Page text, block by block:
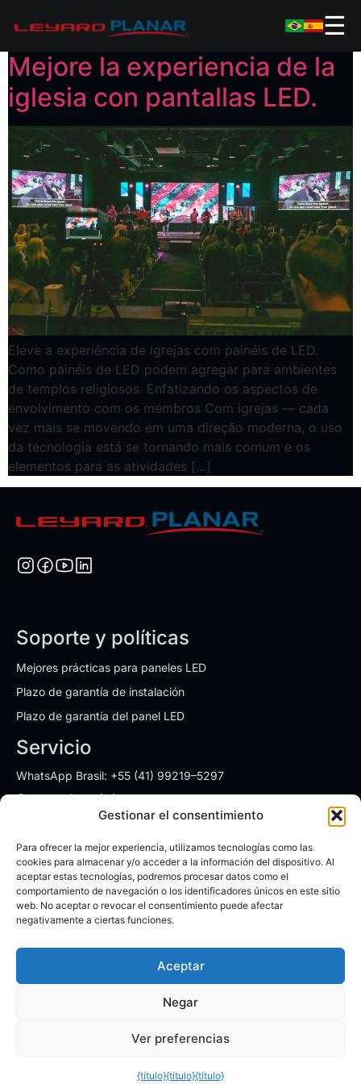
Gestionar el consentimiento
Para ofrecer la mejor experiencia, utilizamos tecnologías como las
cookies para almacenar y/o acceder a la información del dispositivo. Al
aceptar estas tecnologías, podremos procesar datos como el
comportamiento de navegación o los identificadores únicos en este sitio
web. No aceptar o revocar el consentimiento puede afectar
negativamente a ciertas funciones.
Aceptar
Negar
Ver preferencias
{título}{título}{título}
☰
Mejore la experiencia de la
iglesia con pantallas LED.
Eleve a experiência de igrejas com painéis de LED.
Como painéis de LED podem agregar para ambientes
de templos religiosos. Enfatizando os aspectos de
envolvimento com os membros Com igrejas — cada
vez mais se movendo em uma direção moderna, o uso
da tecnologia está se tornando mais comum e os
elementos para as atividades […]
Soporte y políticas
Mejores prácticas para paneles LED
Plazo de garantía de instalación
Plazo de garantía del panel LED
Servicio
WhatsApp Brasil: +55 (41) 99219–5297
Correo electrónico:ventas.brasil@leyardgroup.com
SÃO PAULO
AV. Dr. Chucri Zaidan, 1550, cj 1905
Vila São Francisco/SP - Código Postal: 04711-130
Lunes a viernes: 08:00 a 18:00h
CURITIBA
Calle Alto Paraná 1424 – Pinhais/PR
Derechos de autor ©2025 | Leyard do Brasil LTDA.